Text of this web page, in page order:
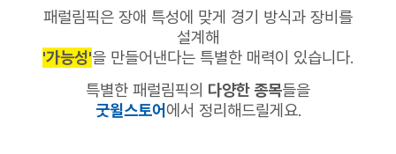
패럴림픽은 장애 특성에 맞게 경기 방식과 장비를
설계해
'가능성'을 만들어낸다는 특별한 매력이 있습니다.
특별한 패럴림픽의 다양한 종목들을
굿윌스토어 에서 정리해드릴게요.